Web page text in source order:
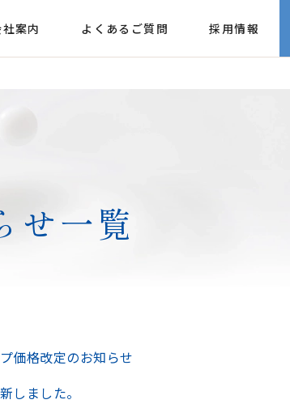
案内 よくあるご質問 採用情報
せ一覧
価格改定のお知らせ
しました。